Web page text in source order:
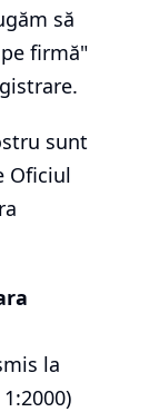
să
firmă"
sunt
Oficiul
la